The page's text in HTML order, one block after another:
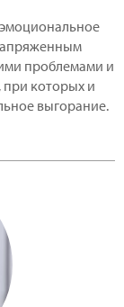
проблемами и
при которых и
выгорание.